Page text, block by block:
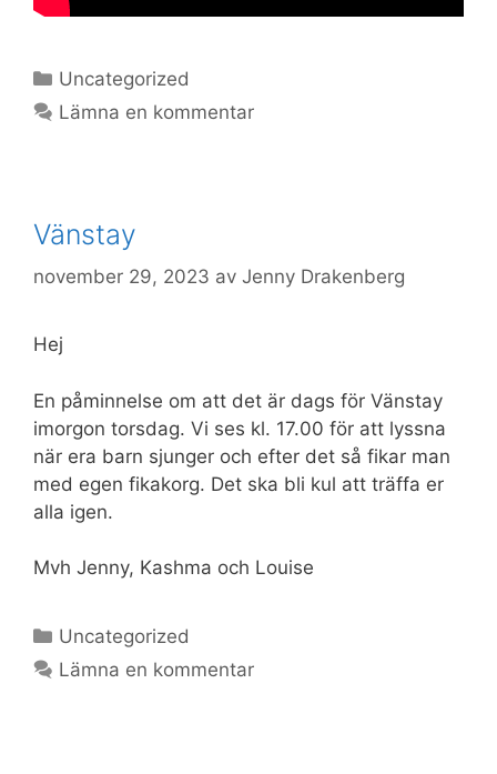
Kategorier
Uncategorized
Lämna en kommentar
Vänstay
november 29, 2023 av Jenny Drakenberg
Hej
En påminnelse om att det är dags för Vänstay
imorgon torsdag. Vi ses kl. 17.00 för att lyssna
när era barn sjunger och efter det så fikar man
med egen fikakorg. Det ska bli kul att träffa er
alla igen.
Mvh Jenny, Kashma och Louise
Kategorier
Uncategorized
Lämna en kommentar